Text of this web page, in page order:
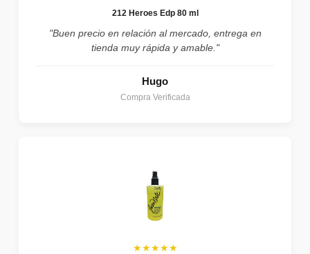
212 Heroes Edp 80 ml
"Buen precio en relación al mercado, entrega en
tienda muy rápida y amable."
Hugo
Compra Verificada
★★★★★